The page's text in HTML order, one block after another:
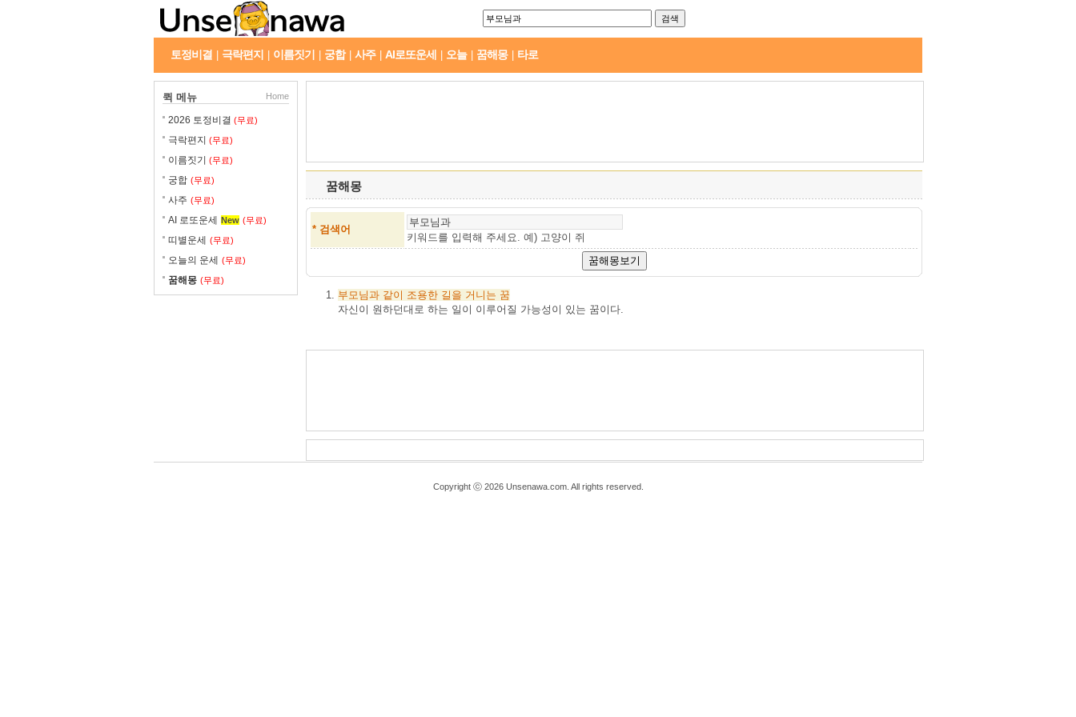
토정비결 극락편지 이름짓기 궁합 사주 AI로또운세 오늘 꿈해몽 타로
퀵 메뉴 Home
2026 토정비결 (무료)
극락편지 (무료)
이름짓기 (무료)
궁합 (무료)
사주 (무료)
AI 로또운세 New (무료)
띠별운세 (무료)
오늘의 운세 (무료)
꿈해몽 (무료)
꿈해몽
* 검색어
키워드를 입력해 주세요. 예) 고양이 쥐
부모님과 같이 조용한 길을 거니는 꿈
자신이 원하던대로 하는 일이 이루어질 가능성이 있는 꿈이다.
Copyright ⓒ 2026 Unsenawa.com. All rights reserved.